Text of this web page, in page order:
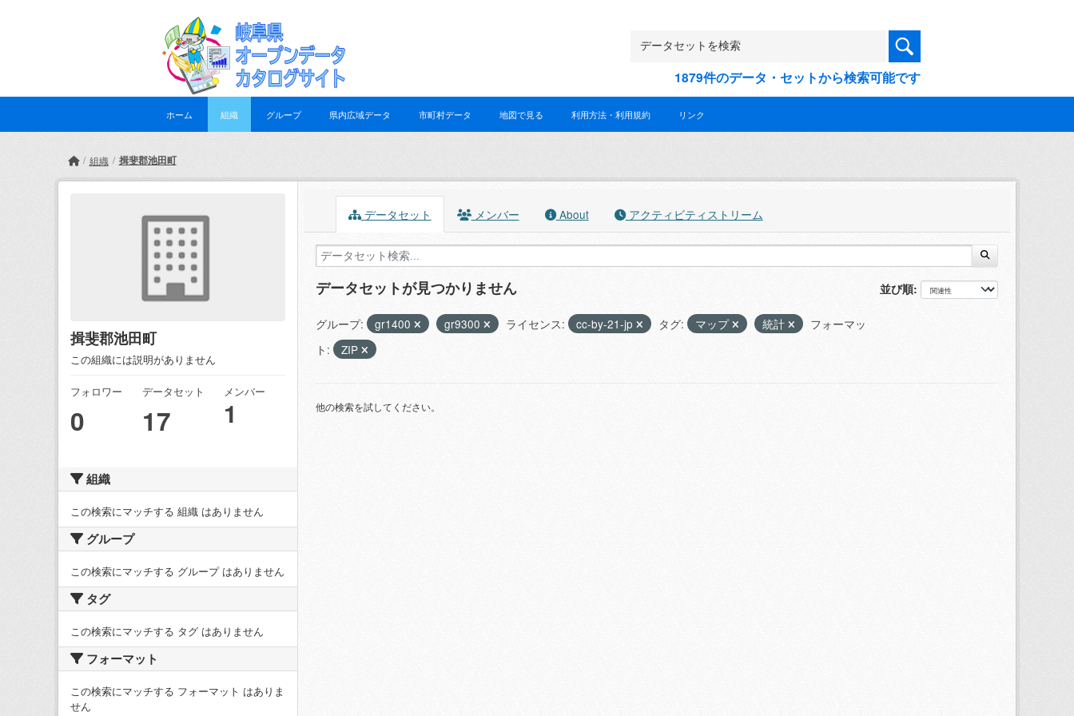
1879件のデータ・セットから検索可能です
ホーム 組織 グループ 県内広域データ 市町村データ 地図で見る 利用方法・利用規約 リンク
組織 揖斐郡池田町
揖斐郡池田町
この組織には説明がありません
フォロワー
0
データセット
17
メンバー
1
組織
この検索にマッチする 組織 はありません
グループ
この検索にマッチする グループ はありません
タグ
この検索にマッチする タグ はありません
フォーマット
この検索にマッチする フォーマット はありま
せん
データセット メンバー About アクティビティストリーム
並び順
データセットが見つかりません
グループ: gr1400 gr9300 ライセンス: cc-by-21-jp タグ: マップ 統計
フォーマッ
ト:
ZIP
他の検索を試してください。